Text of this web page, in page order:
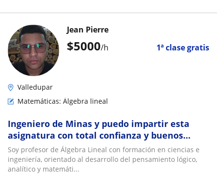
$5000/h 1ª clase gratis
Jean Pierre
Valledupar
Matemáticas: Álgebra lineal
Ingeniero de Minas y puedo impartir esta
asignatura con total confianza y buenos
metodos de enseñanza
Soy profesor de Álgebra Lineal con formación en ciencias e
ingeniería, orientado al desarrollo del pensamiento lógico,
analítico y matemáti...